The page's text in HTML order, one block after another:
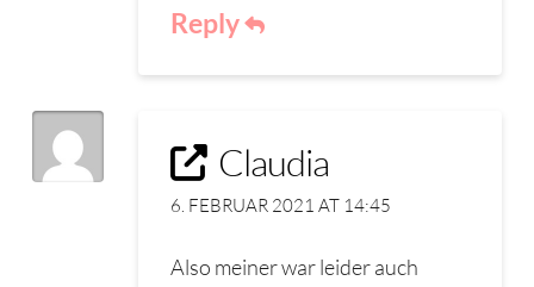
Reply
Claudia
6. FEBRUAR 2021 AT 14:45
Also meiner war leider auch